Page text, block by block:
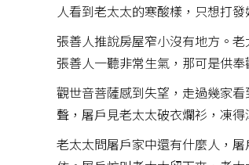
人看到老太太的寒酸樣，只想打
張善人推說房屋窄小沒有地方。
張善人一聽非常生氣，那可是供
觀世音菩薩感到失望，走過幾家
聲，屠戶見老太太破衣爛衫，凍
老太太問屠戶家中還有什麼人，